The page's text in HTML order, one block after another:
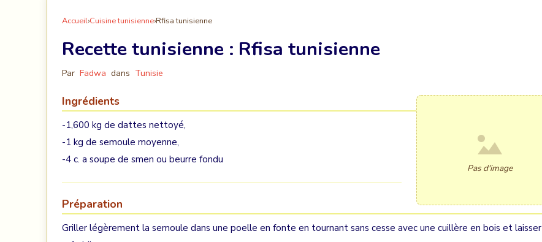
Accueil›Cuisine tunisienne›Rfisa tunisienne
Recette tunisienne : Rfisa tunisienne
Par Fadwa dans Tunisie
Pas d'image
Ingrédients
-1,600 kg de dattes nettoyé,
-1 kg de semoule moyenne,
-4 c. a soupe de smen ou beurre fondu
Préparation
Griller légèrement la semoule dans une poelle en fonte en tournant sans cesse avec une cuillère en bois et laisser